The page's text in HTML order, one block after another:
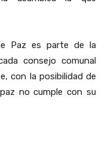
Paz es parte de la
consejo comunal
con la posibilidad de
no cumple con su